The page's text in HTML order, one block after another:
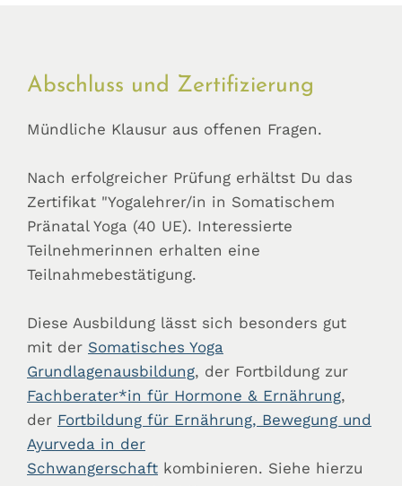
Abschluss und Zertifizierung
Mündliche Klausur aus offenen Fragen.
Nach erfolgreicher Prüfung erhältst Du das
Zertifikat "Yogalehrer/in in Somatischem
Pränatal Yoga (40 UE). Interessierte
Teilnehmerinnen erhalten eine
Teilnahmebestätigung.
Diese Ausbildung lässt sich besonders gut
mit der Somatisches Yoga
Grundlagenausbildung, der Fortbildung zur
Fachberater*in für Hormone & Ernährung,
der Fortbildung für Ernährung, Bewegung und
Ayurveda in der
Schwangerschaft kombinieren. Siehe hierzu